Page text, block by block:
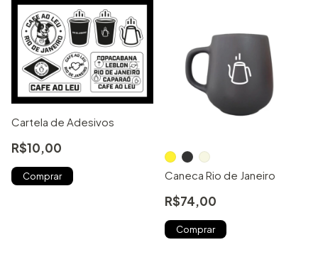
Cartela de Adesivos
R$10,00
Caneca Rio de Janeiro
R$74,00
Comprar